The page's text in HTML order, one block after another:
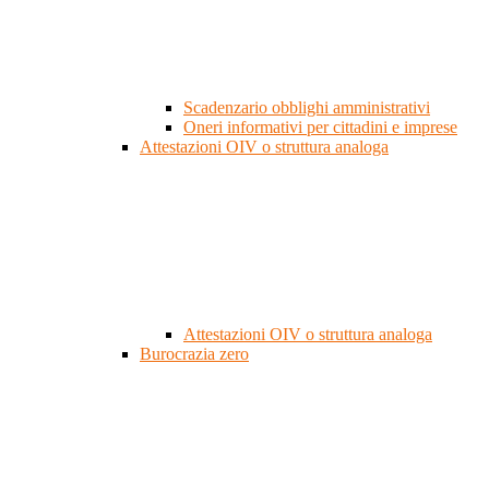
Scadenzario obblighi amministrativi
Oneri informativi per cittadini e imprese
Attestazioni OIV o struttura analoga
Attestazioni OIV o struttura analoga
Burocrazia zero